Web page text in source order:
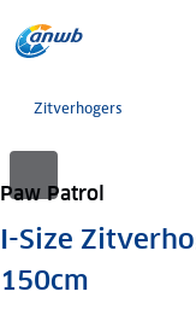
Zitverhogers
Paw Patrol
I-Size
150cm